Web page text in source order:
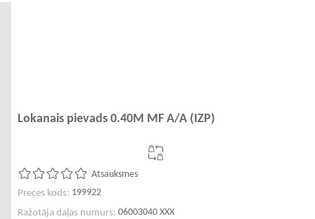
Lokanais pievads 0.40M MF A/A (IZP)
Atsauksmes
Preces kods: 199922
Ražotāja daļas numurs: 06003040 XXX